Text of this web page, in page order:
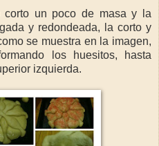
corto un poco de masa y la
y redondeada, la corto y
se muestra en la imagen,
los huesitos, hasta
izquierda.